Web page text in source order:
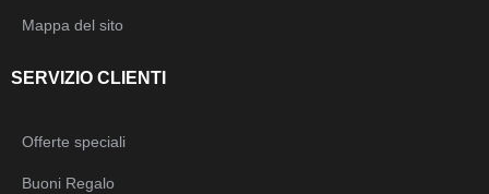
Mappa del sito
SERVIZIO CLIENTI
Offerte speciali
Buoni Regalo